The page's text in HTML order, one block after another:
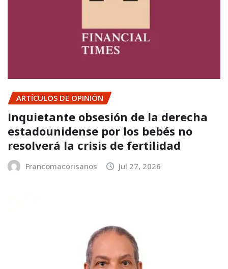
ARTÍCULOS DE OPINIÓN
Inquietante obsesión de la derecha
estadounidense por los bebés no
resolverá la crisis de fertilidad
Francomacorisanos Jul 27, 2026